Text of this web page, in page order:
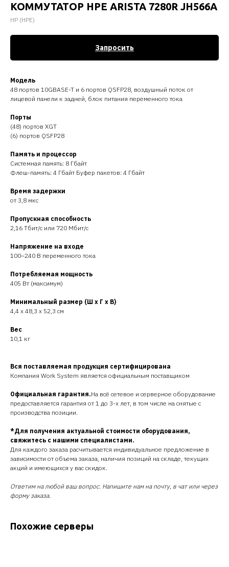
КОММУТАТОР HPE ARISTA 7280R JH566A
HP (HPE)
Запросить
Модель
48 портов 10GBASE-T и 6 портов QSFP28, воздушный поток от
лицевой панели к задней, блок питания переменного тока
Порты
(48) портов XGT
(6) портов QSFP28
Память и процессор
Системная память: 8 Гбайт
Флеш-память: 4 Гбайт Буфер пакетов: 4 Гбайт
Время задержки
от 3,8 мкс
Пропускная способность
2,16 Тбит/с или 720 Мбит/с
Напряжение на входе
100–240 В переменного тока
Потребляемая мощность
405 Вт (максимум)
Минимальный размер (Ш x Г x В)
4,4 x 48,3 x 52,3 см
Вес
10,1 кг
Вся поставляемая продукция сертифицирована
Компания Work System является официальным поставщиком
Официальная гарантия.На всё сетевое и серверное оборудование
предоставляется гарантия от 1 до 3-х лет, в том числе на снятые с
производства позиции.
*Для получения актуальной стоимости оборудования,
свяжитесь с нашими специалистами.
Для каждого заказа расчитывается индивидуальное предложение в
зависимости от объема заказа, наличия позиций на складе, текущих
акций и имеющихся у вас скидок.
Ответим на любой ваш вопрос. Напишите нам на почту, в чат или через
форму заказа.
Похожие серверы